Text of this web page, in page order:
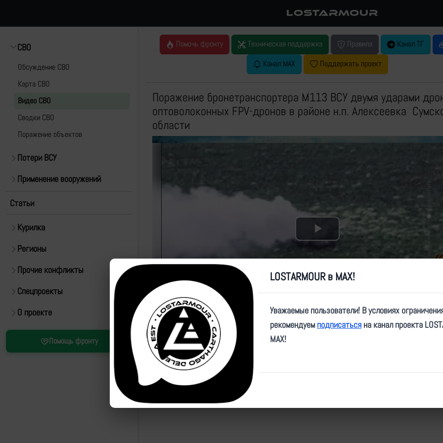
LOSTARMOUR
СВО
Обсуждение СВО
Карта СВО
Видео СВО
Cводки СВО
Поражение объектов
Потери ВСУ
Применение вооружений
Статьи
Курилка
Регионы
Прочие конфликты
Спецпроекты
О проекте
Помощь фронту
Помочь фронту Техническая поддержка Правила Канал ТГ
Канал MAX
Поддержать проект
Поражение бронетранспортера М113 ВСУ двумя ударами
оптоволоконных FPV-дронов в районе н.п. Алексеевка
области
Play
Video
Источник:https://t.me/brigada_83/1900
Привязка
LOSTARMOUR в MAX!
Уважаемые пользователи! В условиях
рекомендуем подписаться на канал проекта
MAX!